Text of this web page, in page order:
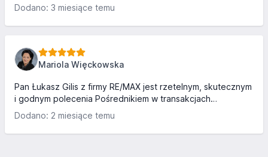
transakcji, oraz wystawić Panu najwyższą ocenę za mega
profesjonalizm, wspaniałe podejście do klienta, ogromną
kulturę osobistą, skuteczność jak również za
Polecam na 100 promet. Pozdrawiam Pana serdecznie.
Dodano: 3 miesiące temu
Mariola Więckowska
Pan Łukasz Gilis z firmy RE/MAX jest rzetelnym, skutecznym
i godnym polecenia Pośrednikiem w transakcjach
sprzedaży nieruchomości. Profesjonalizm i wysoka kultura
osobista najwyższej próby. Polecam.
Dodano: 2 miesiące temu